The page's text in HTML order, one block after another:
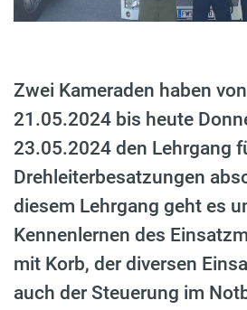
Zwei Kameraden haben
21.05.2024 bis heute
23.05.2024 den Lehrgang
Drehleiterbesatzungen
diesem Lehrgang geht es
Kennenlernen des
mit Korb, der diversen
auch der Steuerung im